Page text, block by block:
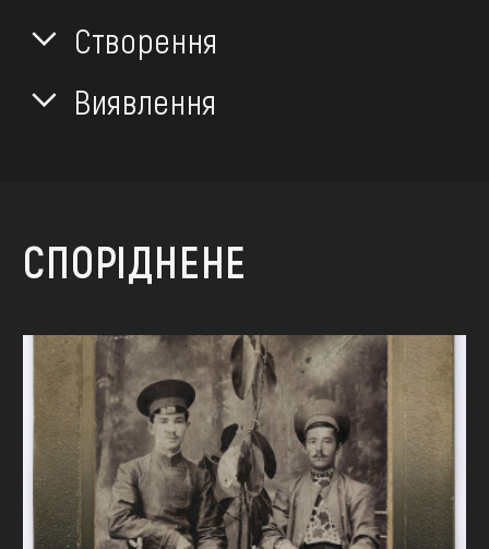
Створення
Виявлення
СПОРІДНЕНЕ